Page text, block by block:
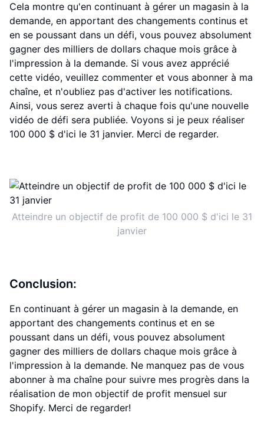
Cela montre qu'en continuant à gérer un magasin à la
demande, en apportant des changements continus et
en se poussant dans un défi, vous pouvez absolument
gagner des milliers de dollars chaque mois grâce à
l'impression à la demande. Si vous avez apprécié
cette vidéo, veuillez commenter et vous abonner à ma
chaîne, et n'oubliez pas d'activer les notifications.
Ainsi, vous serez averti à chaque fois qu'une nouvelle
vidéo de défi sera publiée. Voyons si je peux réaliser
100 000 $ d'ici le 31 janvier. Merci de regarder.
Atteindre un objectif de profit de 100 000 $ d'ici le 31
janvier
Conclusion:
En continuant à gérer un magasin à la demande, en
apportant des changements continus et en se
poussant dans un défi, vous pouvez absolument
gagner des milliers de dollars chaque mois grâce à
l'impression à la demande. Ne manquez pas de vous
abonner à ma chaîne pour suivre mes progrès dans la
réalisation de mon objectif de profit mensuel sur
Shopify. Merci de regarder!